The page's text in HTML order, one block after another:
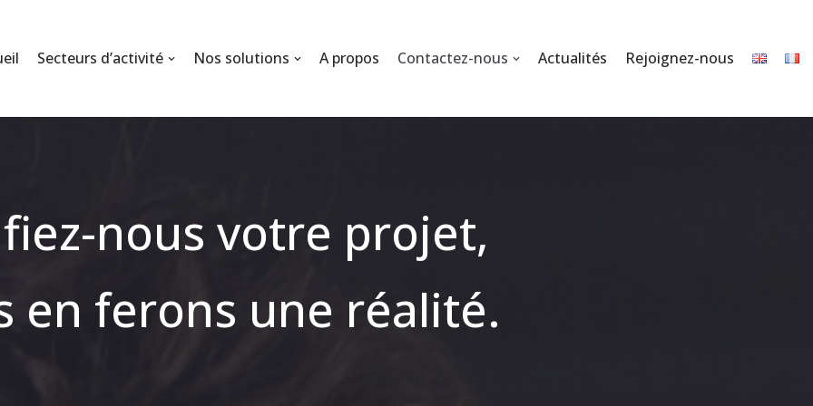
Secteurs d’activité Nos solutions A propos Contactez-nous Actualités Rejoignez-nous
nous votre projet,
en ferons une réalité.